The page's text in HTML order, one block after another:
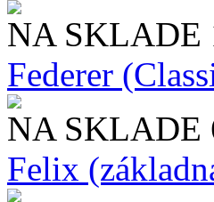
NA SKLADE
Federer
NA SKLADE
Felix